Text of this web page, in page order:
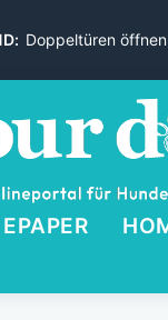
Doppeltüren
EPAPER